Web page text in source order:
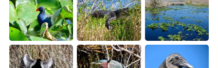
Русский ไทย
Indonesia Italiano
Türkçe Tiếng Việt